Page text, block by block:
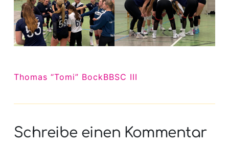
Thomas “Tomi” BockBBSC III
Schreibe einen Kommentar